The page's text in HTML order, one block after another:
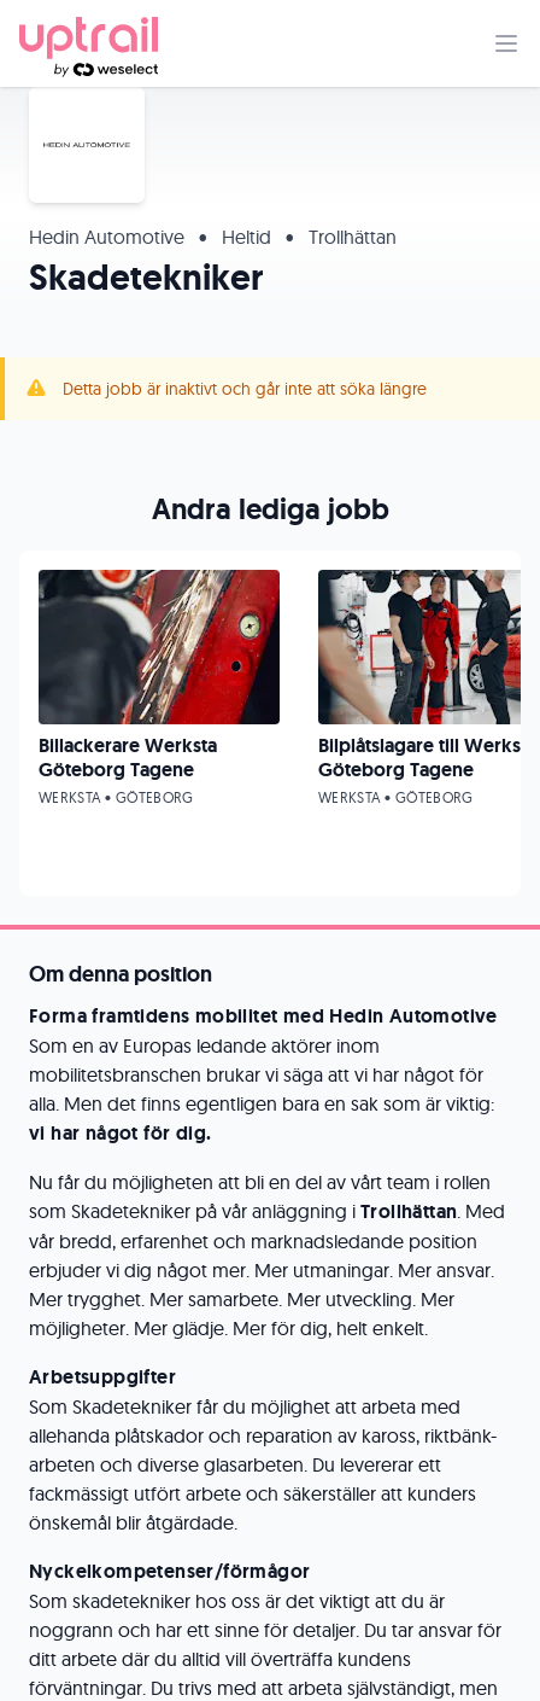
Hedin Automotive • Heltid • Trollhättan
Skadetekniker
Detta jobb är inaktivt och går inte att söka längre
Om denna position
Forma framtidens mobilitet med Hedin Automotive
Som en av Europas ledande aktörer inom
mobilitetsbranschen brukar vi säga att vi har något för
alla. Men det finns egentligen bara en sak som är viktig:
vi har något för dig.
Nu får du möjligheten att bli en del av vårt team i rollen
som Skadetekniker på vår anläggning i Trollhättan. Med
vår bredd, erfarenhet och marknadsledande position
erbjuder vi dig något mer. Mer utmaningar. Mer ansvar.
Mer trygghet. Mer samarbete. Mer utveckling. Mer
möjligheter. Mer glädje. Mer för dig, helt enkelt.
Arbetsuppgifter
Som Skadetekniker får du möjlighet att arbeta med
allehanda plåtskador och reparation av kaross, riktbänk-
arbeten och diverse glasarbeten. Du levererar ett
fackmässigt utfört arbete och säkerställer att kunders
önskemål blir åtgärdade.
Nyckelkompetenser/förmågor
Som skadetekniker hos oss är det viktigt att du är
noggrann och har ett sinne för detaljer. Du tar ansvar för
ditt arbete där du alltid vill överträffa kundens
förväntningar. Du trivs med att arbeta självständigt, men
Andra lediga jobb
Billackerare Werksta
Göteborg Tagene
WERKSTA • GÖTEBORG
Bilplåtslagare till Werksta
Göteborg Tagene
WERKSTA • GÖTEBORG